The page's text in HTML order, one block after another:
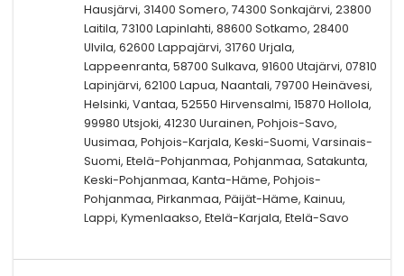
Hausjärvi, 31400 Somero, 74300 Sonkajärvi, 23800
Laitila, 73100 Lapinlahti, 88600 Sotkamo, 28400
Ulvila, 62600 Lappajärvi, 31760 Urjala,
Lappeenranta, 58700 Sulkava, 91600 Utajärvi, 07810
Lapinjärvi, 62100 Lapua, Naantali, 79700 Heinävesi,
Helsinki, Vantaa, 52550 Hirvensalmi, 15870 Hollola,
99980 Utsjoki, 41230 Uurainen, Pohjois-Savo,
Uusimaa, Pohjois-Karjala, Keski-Suomi, Varsinais-
Suomi, Etelä-Pohjanmaa, Pohjanmaa, Satakunta,
Keski-Pohjanmaa, Kanta-Häme, Pohjois-
Pohjanmaa, Pirkanmaa, Päijät-Häme, Kainuu,
Lappi, Kymenlaakso, Etelä-Karjala, Etelä-Savo